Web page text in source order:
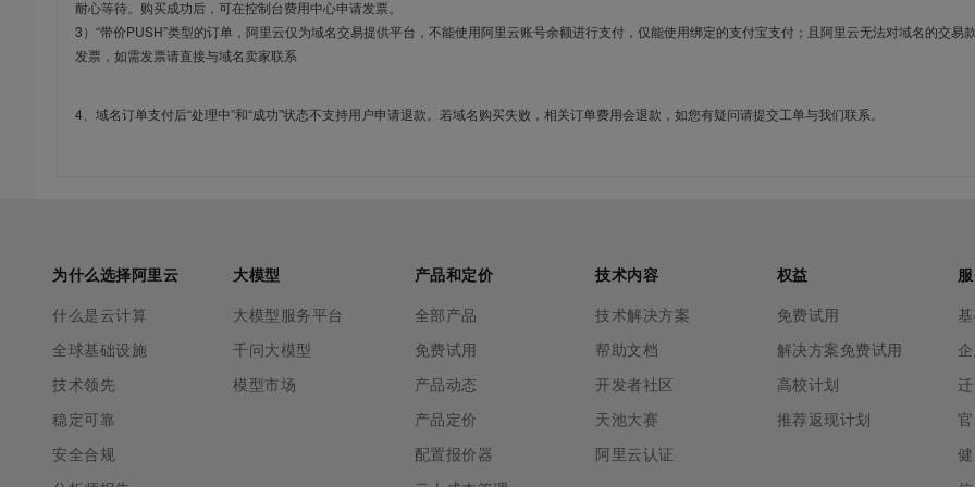
耐心等待。购买成功后，可在控制台费用中心申请发票。
3）“带价PUSH”类型的订单，阿里云仅为域名交易提供平台，不能使用阿里云账号余额进行支付，仅能使用绑定的支付宝支付；且阿里云无法对域名的交易
发票，如需发票请直接与域名卖家联系
4、域名订单支付后“处理中”和“成功”状态不支持用户申请退款。若域名购买失败，相关订单费用会退款，如您有疑问请提交工单与我们联系。